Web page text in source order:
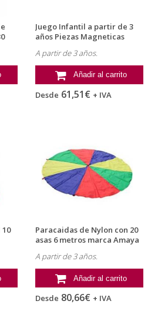
Juego Infantil a partir de 3
años Piezas Magneticas
A partir de 3 años.
Añadir al carrito
Desde 61,51€ + IVA
Paracaidas de Nylon con 20
asas 6 metros marca Amaya
A partir de 3 años.
Añadir al carrito
Desde 80,66€ + IVA